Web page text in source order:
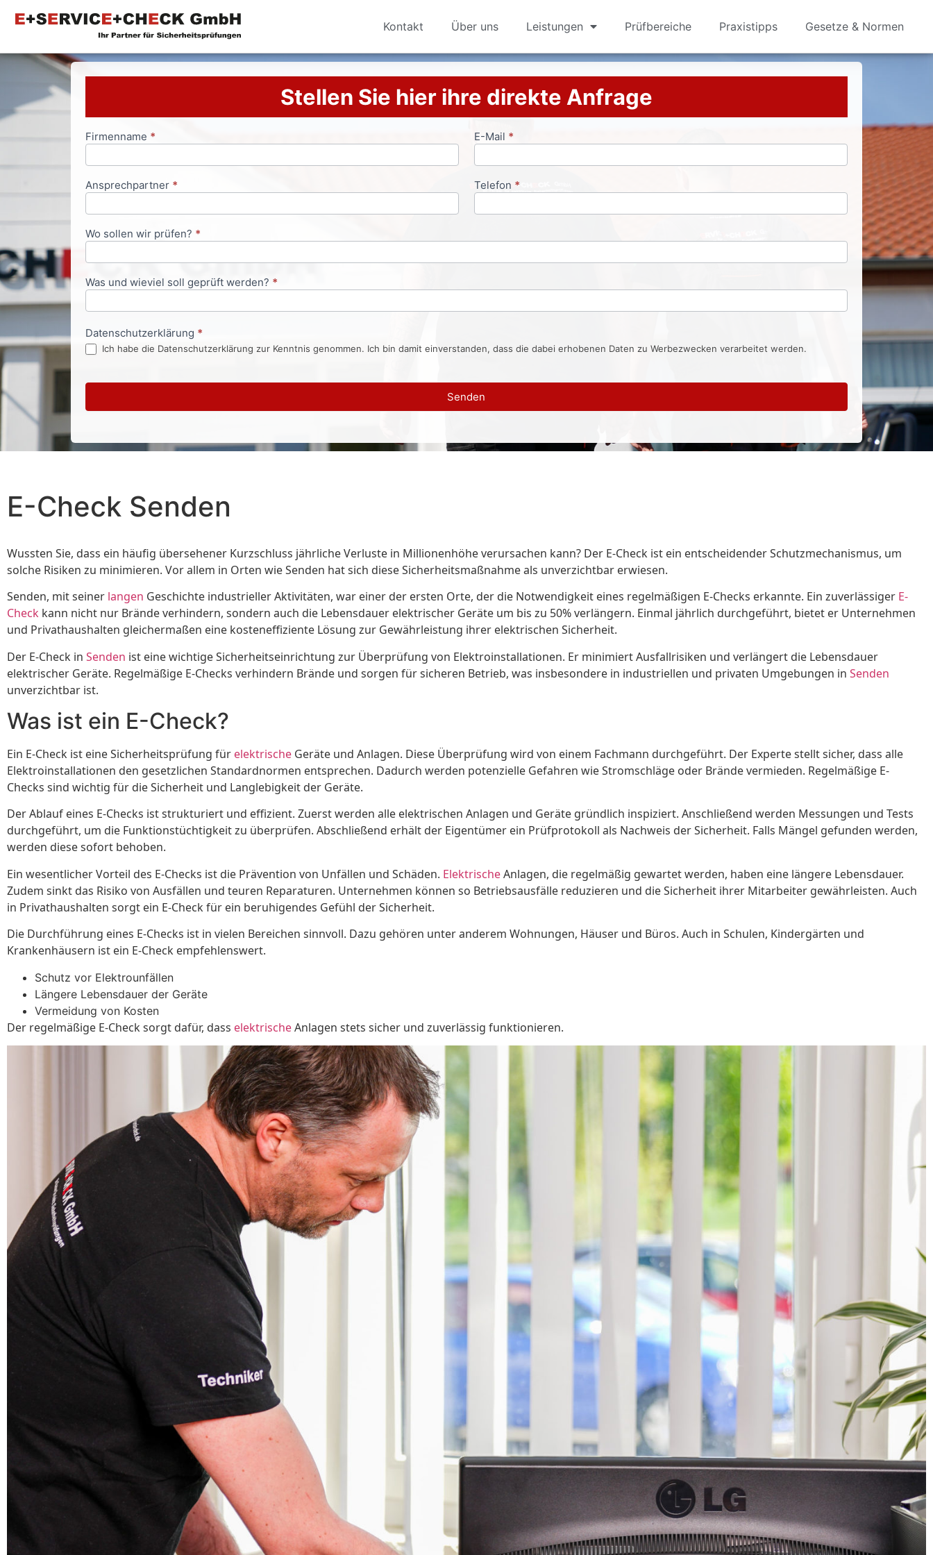
Kontakt Über uns Leistungen Prüfbereiche Praxistipps Gesetze & Normen
Stellen Sie hier ihre direkte Anfrage
Anfrageformular
Firmenname * E-Mail *
Ansprechpartner * Telefon *
Wo sollen wir prüfen? *
Was und wieviel soll geprüft werden? *
Datenschutzerklärung *
Ich habe die Datenschutzerklärung zur Kenntnis genommen. Ich bin damit einverstanden, dass die dabei erhobenen Daten zu Werbezwecken verarbeitet werden.
Senden
E-Check Senden⁠
Wussten Sie, dass ein häufig übersehener Kurzschluss jährliche Verluste in Millionenhöhe verursachen kann? Der E-Check ist ein entscheidender Schutzmechanismus, um
solche Risiken zu minimieren. Vor allem in Orten wie Senden hat sich diese Sicherheitsmaßnahme als unverzichtbar erwiesen.
Senden, mit seiner langen Geschichte industrieller Aktivitäten, war einer der ersten Orte, der die Notwendigkeit eines regelmäßigen E-Checks erkannte. Ein zuverlässiger E-
Check kann nicht nur Brände verhindern, sondern auch die Lebensdauer elektrischer Geräte um bis zu 50% verlängern. Einmal jährlich durchgeführt, bietet er Unternehmen
und Privathaushalten gleichermaßen eine kosteneffiziente Lösung zur Gewährleistung ihrer elektrischen Sicherheit.
Der E-Check in Senden ist eine wichtige Sicherheitseinrichtung zur Überprüfung von Elektroinstallationen. Er minimiert Ausfallrisiken und verlängert die Lebensdauer
elektrischer Geräte. Regelmäßige E-Checks verhindern Brände und sorgen für sicheren Betrieb, was insbesondere in industriellen und privaten Umgebungen in Senden
unverzichtbar ist.
Was ist ein E-Check?
Ein E-Check ist eine Sicherheitsprüfung für elektrische Geräte und Anlagen. Diese Überprüfung wird von einem Fachmann durchgeführt. Der Experte stellt sicher, dass alle
Elektroinstallationen den gesetzlichen Standardnormen entsprechen. Dadurch werden potenzielle Gefahren wie Stromschläge oder Brände vermieden. Regelmäßige E-
Checks sind wichtig für die Sicherheit und Langlebigkeit der Geräte.
Der Ablauf eines E-Checks ist strukturiert und effizient. Zuerst werden alle elektrischen Anlagen und Geräte gründlich inspiziert. Anschließend werden Messungen und Tests
durchgeführt, um die Funktionstüchtigkeit zu überprüfen. Abschließend erhält der Eigentümer ein Prüfprotokoll als Nachweis der Sicherheit. Falls Mängel gefunden werden,
werden diese sofort behoben.
Ein wesentlicher Vorteil des E-Checks ist die Prävention von Unfällen und Schäden. ElektrischeAnlagen, die regelmäßig gewartet werden, haben eine längere Lebensdauer.
Zudem sinkt das Risiko von Ausfällen und teuren Reparaturen. Unternehmen können so Betriebsausfälle reduzieren und die Sicherheit ihrer Mitarbeiter gewährleisten. Auch
in Privathaushalten sorgt ein E-Check für ein beruhigendes Gefühl der Sicherheit.
Die Durchführung eines E-Checks ist in vielen Bereichen sinnvoll. Dazu gehören unter anderem Wohnungen, Häuser und Büros. Auch in Schulen, Kindergärten und
Krankenhäusern ist ein E-Check empfehlenswert.
Schutz vor Elektrounfällen
Längere Lebensdauer der Geräte
Vermeidung von Kosten
Der regelmäßige E-Check sorgt dafür, dass elektrischeAnlagen stets sicher und zuverlässig funktionieren.